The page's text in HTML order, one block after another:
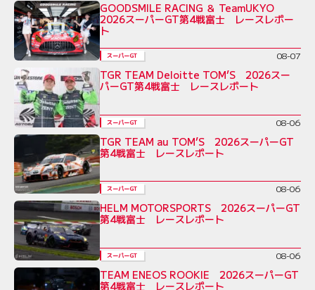
GOODSMILE RACING ＆ TeamUKYO
2026スーパーGT第4戦富士 レースレポー
ト
スーパーGT 08-07
TGR TEAM Deloitte TOM’S 2026スー
パーGT第4戦富士 レースレポート
スーパーGT 08-06
TGR TEAM au TOM’S 2026スーパーGT
第4戦富士 レースレポート
スーパーGT 08-06
HELM MOTORSPORTS 2026スーパーGT
第4戦富士 レースレポート
スーパーGT 08-06
TEAM ENEOS ROOKIE 2026スーパーGT
第4戦富士 レースレポート